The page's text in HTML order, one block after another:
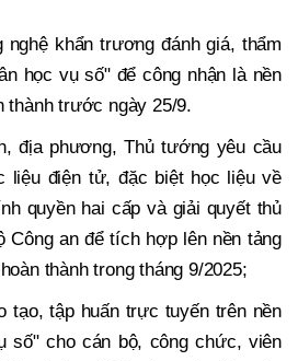
nghệ khẩn trương đánh giá, thẩm
học vụ số" để công nhận là nền
thành trước ngày 25/9.
địa phương, Thủ tướng yêu cầu
liệu điện tử, đặc biệt học liệu về
quyền hai cấp và giải quyết thủ
Công an để tích hợp lên nền tảng
thành trong tháng 9/2025;
tạo, tập huấn trực tuyến trên nền
số" cho cán bộ, công chức, viên